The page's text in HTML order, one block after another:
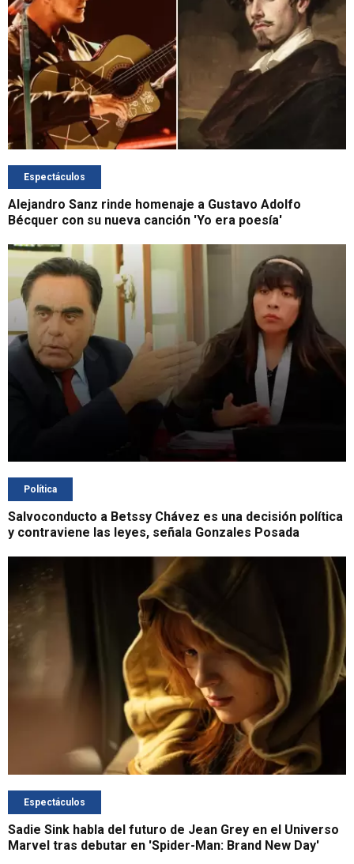
Espectáculos
Alejandro Sanz rinde homenaje a Gustavo Adolfo
Bécquer con su nueva canción 'Yo era poesía'
Política
Salvoconducto a Betssy Chávez es una decisión política
y contraviene las leyes, señala Gonzales Posada
Espectáculos
Sadie Sink habla del futuro de Jean Grey en el Universo
Marvel tras debutar en 'Spider-Man: Brand New Day'